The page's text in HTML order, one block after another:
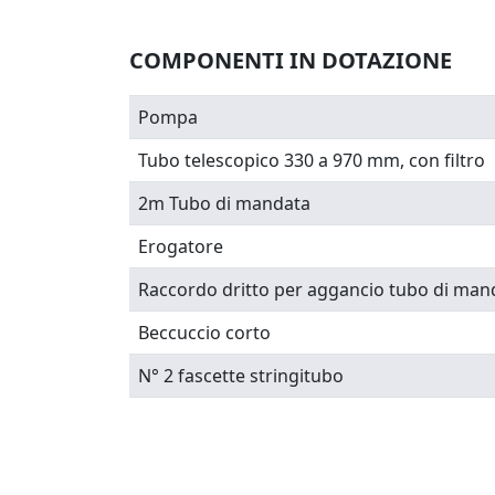
COMPONENTI IN DOTAZIONE
Pompa
Tubo telescopico 330 a 970 mm, con filtro
2m Tubo di mandata
Erogatore
Raccordo dritto per aggancio tubo di
Beccuccio corto
N° 2 fascette stringitubo